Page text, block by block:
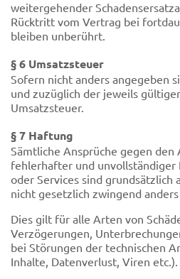
weitergehender
Rücktritt vom Vertrag bei
bleiben unberührt.
§ 6 Umsatzsteuer
Sofern nicht anders angegeben
und zuzüglich der jeweils
Umsatzsteuer.
§ 7 Haftung
Sämtliche Ansprüche gegen den
fehlerhafter und unvollständiger
oder Services sind grundsätzlich
nicht gesetzlich zwingend
Dies gilt für alle Arten von
Verzögerungen,
bei Störungen der technischen
Inhalte, Datenverlust, Viren etc.).